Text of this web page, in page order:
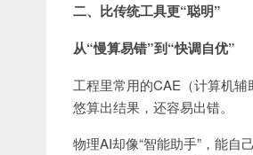
二、比传统工具更“聪明”
从“慢算易错”到“快调自优”
工程里常用的CAE（计算机
悠算出结果，还容易出错。
物理AI却像“智能助手”，能自